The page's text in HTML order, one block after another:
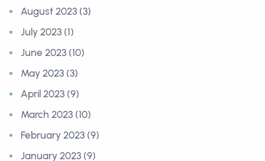
August 2023 (3)
July 2023 (1)
June 2023 (10)
May 2023 (3)
April 2023 (9)
March 2023 (10)
February 2023 (9)
January 2023 (9)